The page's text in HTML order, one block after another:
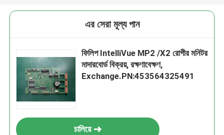
এর সেরা মূল্য পান
ফিলিপ IntelliVue MP2 /X2 রোগীর মনিটর
মাদারবোর্ড বিক্রয়, রক্ষণাবেক্ষণ,
Exchange.PN:453564325491
চালিয়ে